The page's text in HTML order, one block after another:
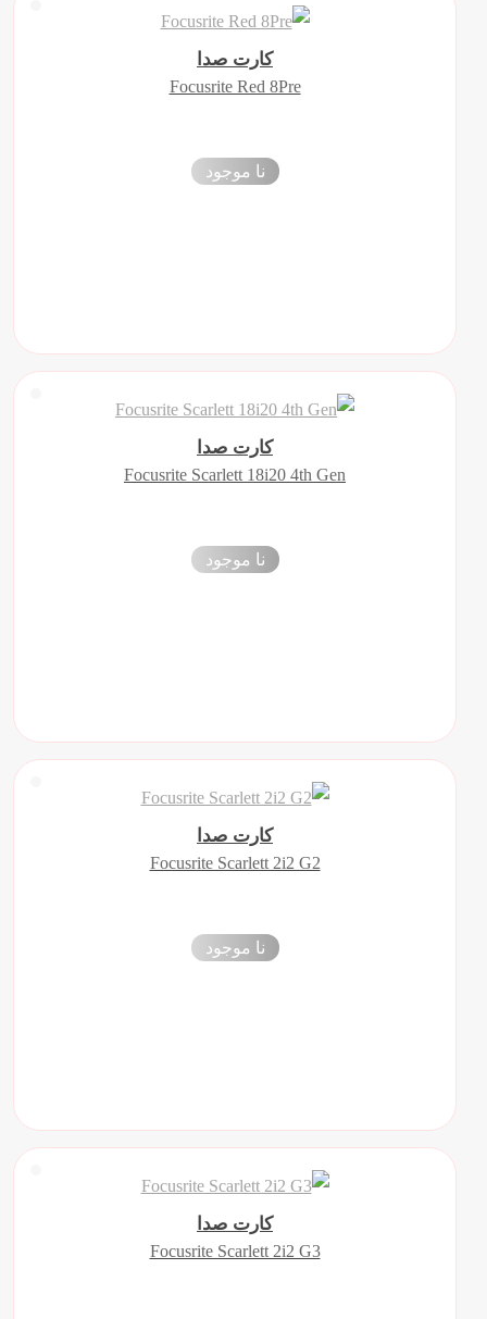
کارت صدا
Focusrite Red 8Pre
نا موجود
کارت صدا
Focusrite Scarlett 18i20 4th Gen
نا موجود
کارت صدا
Focusrite Scarlett 2i2 G2
نا موجود
کارت صدا
Focusrite Scarlett 2i2 G3